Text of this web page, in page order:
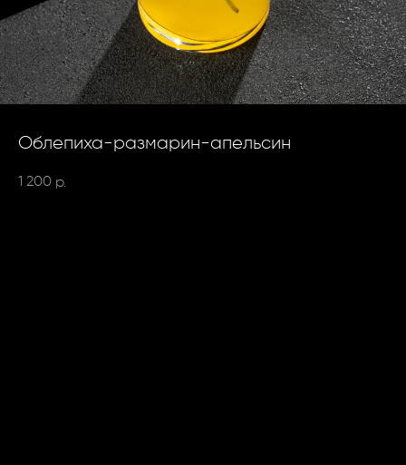
Облепиха-размарин-апельсин
1 200 р.